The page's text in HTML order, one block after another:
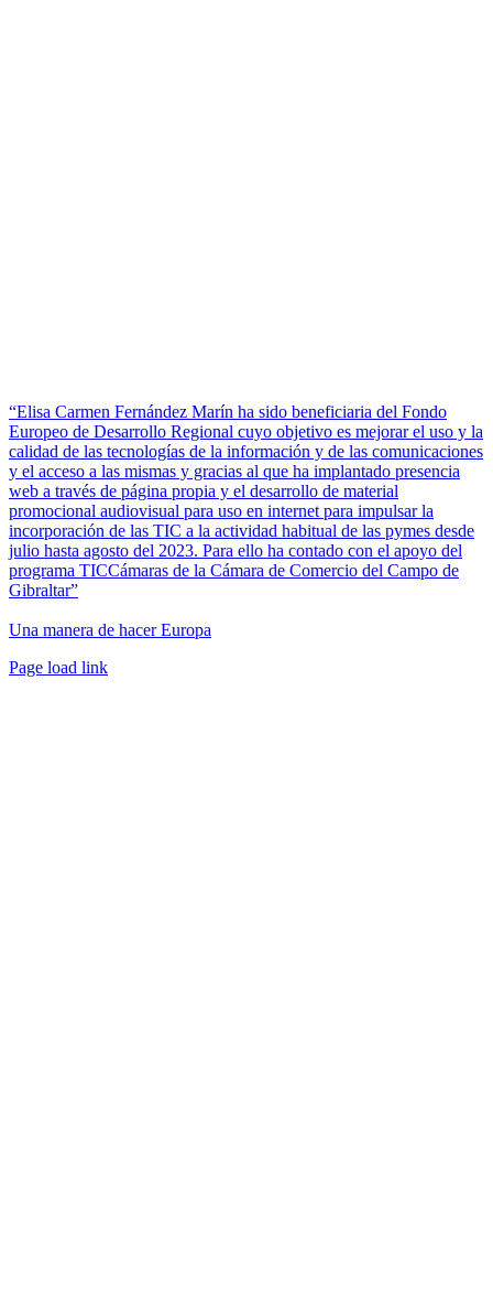
“Elisa Carmen Fernández Marín ha sido beneficiaria del Fondo
Europeo de Desarrollo Regional cuyo objetivo es mejorar el uso y la
calidad de las tecnologías de la información y de las comunicaciones
y el acceso a las mismas y gracias al que ha implantado presencia
web a través de página propia y el desarrollo de material
promocional audiovisual para uso en internet para impulsar la
incorporación de las TIC a la actividad habitual de las pymes desde
julio hasta agosto del 2023. Para ello ha contado con el apoyo del
programa TICCámaras de la Cámara de Comercio del Campo de
Gibraltar”
Una manera de hacer Europa
Facebook
Twitter
Instagram
Pinterest
Page load link